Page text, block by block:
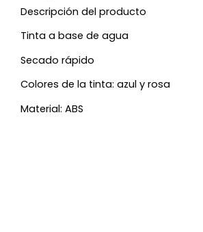
Descripción del producto
Tinta a base de agua
Secado rápido
Colores de la tinta: azul y rosa
Material: ABS